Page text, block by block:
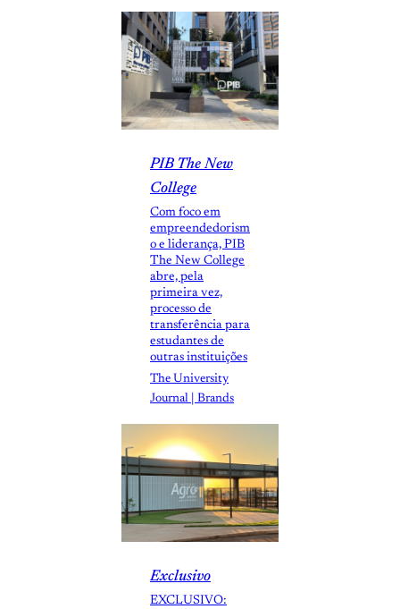
PIB The New
College
Com foco em
empreendedorism
o e liderança, PIB
The New College
abre, pela
primeira vez,
processo de
transferência para
estudantes de
outras instituições
The University
Journal | Brands
Exclusivo
EXCLUSIVO: